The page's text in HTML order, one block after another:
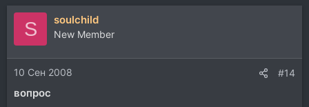
а
и
и
:
S soulchild
New Member
10 Сен 2008 #14
вопрос